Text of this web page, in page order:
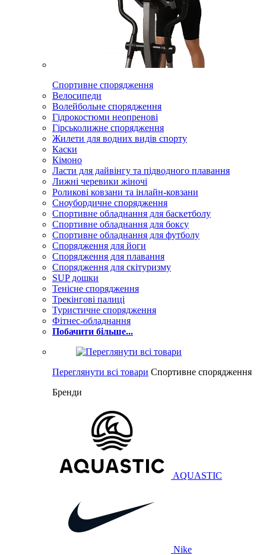
Спортивне спорядження
Велосипеди
Волейбольне спорядження
Гідрокостюми неопренові
Гірськолижне спорядження
Жилети для водних видів спорту
Каски
Кімоно
Ласти для дайвінгу та підводного плавання
Лижні черевики жіночі
Роликові ковзани та інлайн-ковзани
Сноубордичне спорядження
Спортивне обладнання для баскетболу
Спортивне обладнання для боксу
Спортивне обладнання для футболу
Спорядження для йоги
Спорядження для плавання
Спорядження для скітуризму
SUP дошки
Тенісне спорядження
Трекінгові палиці
Туристичне спорядження
Фітнес-обладнання
Побачити більше...
Переглянути всі товари Спортивне спорядження
Бренди
AQUASTIC
Nike